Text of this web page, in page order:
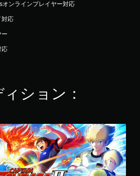
オンラインプレイヤー対応
対応
ー
応
ション：